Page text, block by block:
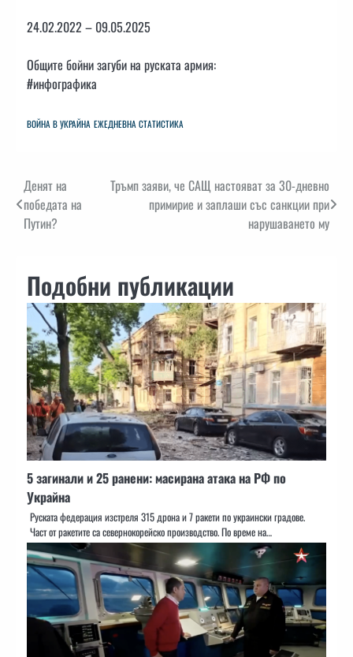
24.02.2022 – 09.05.2025
Общите бойни загуби на руската армия:
#инфографика
ВОЙНА В УКРАЙНА ЕЖЕДНЕВНА СТАТИСТИКА
Навигация
Денят на
победата на
Путин?
Тръмп заяви, че САЩ настояват за 30-дневно
примирие и заплаши със санкции при
нарушаването му
Подобни публикации
5 загинали и 25 ранени: масирана атака на РФ по
Украйна
Руската федерация изстреля 315 дрона и 7 ракети по украински градове.
Част от ракетите са севернокорейско производство. По време на…